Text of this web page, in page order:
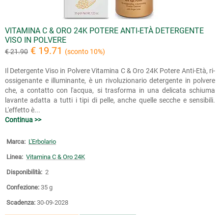
VITAMINA C & ORO 24K POTERE ANTI-ETÀ DETERGENTE
VISO IN POLVERE
€ 21.90 € 19.71 (sconto 10%)
Il Detergente Viso in Polvere Vitamina C & Oro 24K Potere Anti-Età, ri-
ossigenante e illuminante, è un rivoluzionario detergente in polvere
che, a contatto con l'acqua, si trasforma in una delicata schiuma
lavante adatta a tutti i tipi di pelle, anche quelle secche e sensibili.
L'effetto è...
Continua >>
Marca: L'Erbolario
Linea: Vitamina C & Oro 24K
Disponibilità: 2
Confezione: 35 g
Scadenza: 30-09-2028